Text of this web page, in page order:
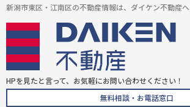
新潟市東区・江南区の不動産情報は、ダイケン不動産へ
HPを見たと言って、お気軽にお問い合わせください！
無料相談・お電話窓口